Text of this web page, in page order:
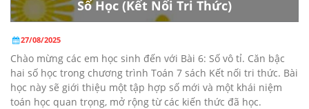
Số Học (Kết Nối Tri Thức)
27/08/2025
Chào mừng các em học sinh đến với Bài 6: Số vô tỉ. Căn bậc
hai số học trong chương trình Toán 7 sách Kết nối tri thức. Bài
học này sẽ giới thiệu một tập hợp số mới và một khái niệm
toán học quan trọng, mở rộng từ các kiến thức đã học.